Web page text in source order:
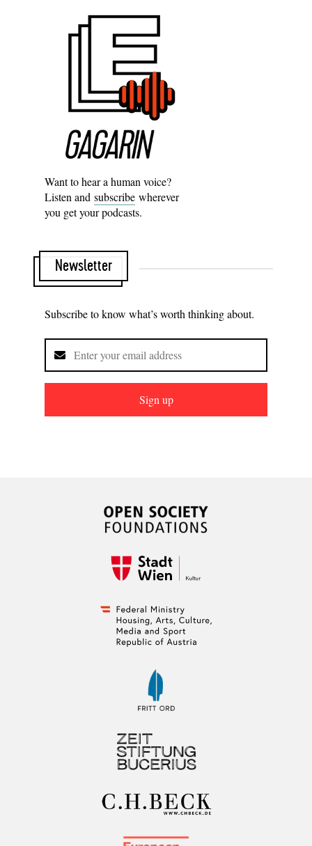
Want to hear a human voice?
Listen and subscribe wherever
you get your podcasts.
Newsletter
Subscribe to know what’s worth thinking about.
Sign up